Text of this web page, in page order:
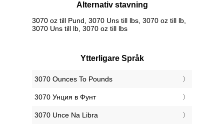
Alternativ stavning
3070 oz till Pund, 3070 Uns till lbs, 3070 oz till lb,
3070 Uns till lb, 3070 oz till lbs
Ytterligare Språk
‎3070 Ounces To Pounds
‎3070 Унция в Фунт
‎3070 Unce Na Libra